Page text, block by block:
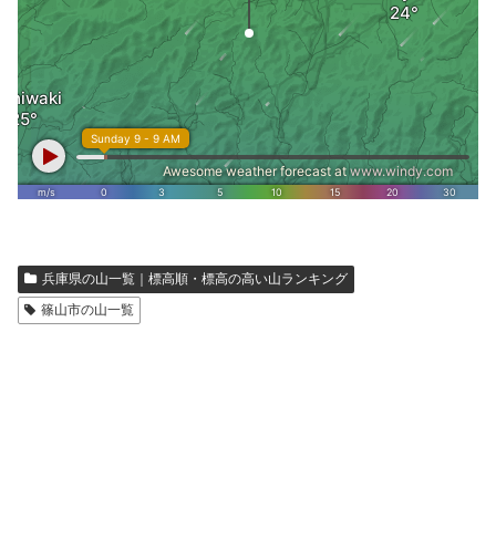
兵庫県の山一覧｜標高順・標高の高い山ランキング
篠山市の山一覧